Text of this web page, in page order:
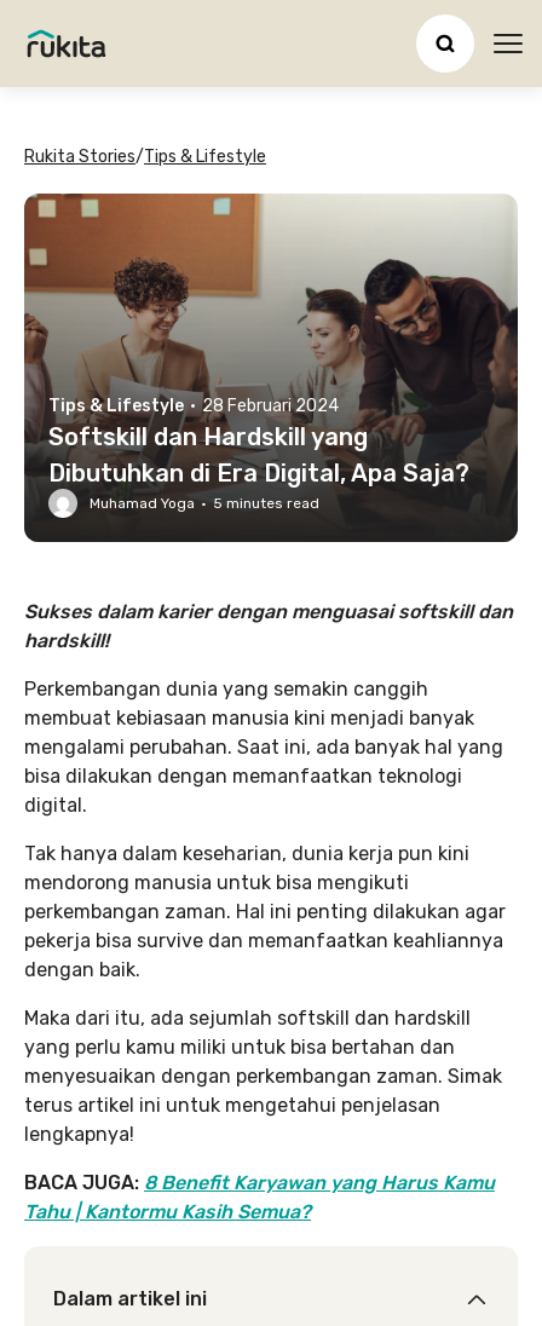
Rukita Stories/Tips & Lifestyle
Tips & Lifestyle · 28 Februari 2024
Softskill dan Hardskill yang
Dibutuhkan di Era Digital, Apa Saja?
Muhamad Yoga · 5 minutes read
Sukses dalam karier dengan menguasai softskill dan
hardskill!
Perkembangan dunia yang semakin canggih
membuat kebiasaan manusia kini menjadi banyak
mengalami perubahan. Saat ini, ada banyak hal yang
bisa dilakukan dengan memanfaatkan teknologi
digital.
Tak hanya dalam keseharian, dunia kerja pun kini
mendorong manusia untuk bisa mengikuti
perkembangan zaman. Hal ini penting dilakukan agar
pekerja bisa survive dan memanfaatkan keahliannya
dengan baik.
Maka dari itu, ada sejumlah softskill dan hardskill
yang perlu kamu miliki untuk bisa bertahan dan
menyesuaikan dengan perkembangan zaman. Simak
terus artikel ini untuk mengetahui penjelasan
lengkapnya!
BACA JUGA: 8 Benefit Karyawan yang Harus Kamu
Tahu | Kantormu Kasih Semua?
Dalam artikel ini